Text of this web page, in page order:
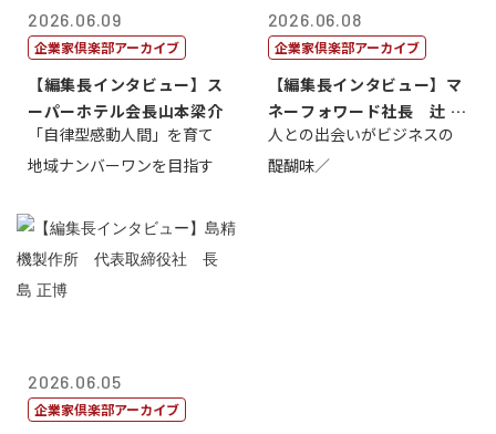
2026.06.09
企業家倶楽部アーカイブ
【編集長インタビュー】ス
ーパーホテル会長山本梁介
「自律型感動人間」を育て
地域ナンバーワンを目指す
2026.06.08
企業家倶楽部アーカイブ
【編集長インタビュー】マ
ネーフォワード社長 辻 庸
介
人との出会いがビジネスの
醍醐味／
2026.06.05
企業家倶楽部アーカイブ